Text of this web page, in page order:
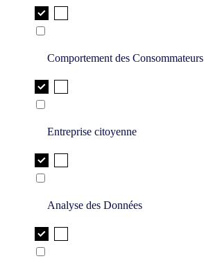
Comportement des Consommateurs
Entreprise citoyenne
Analyse des Données